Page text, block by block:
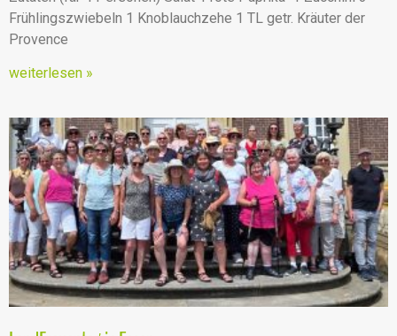
Frühlingszwiebeln 1 Knoblauchzehe 1 TL getr. Kräuter der
Provence
weiterlesen »